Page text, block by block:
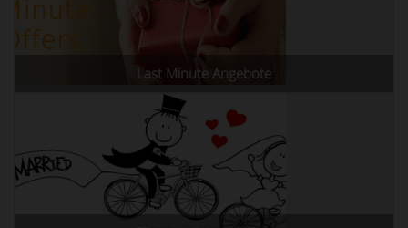
Last Minute Angebote